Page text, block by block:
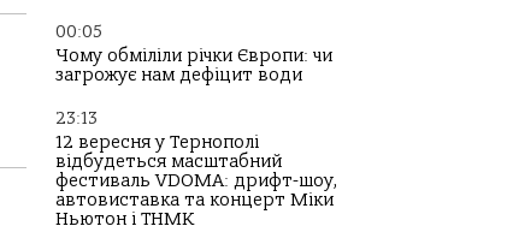
00:05
Чому обміліли річки Європи: чи
загрожує нам дефіцит води
23:13
12 вересня у Тернополі
відбудеться масштабний
фестиваль VDOMA: дрифт-шоу,
автовиставка та концерт Міки
Ньютон і ТНМК